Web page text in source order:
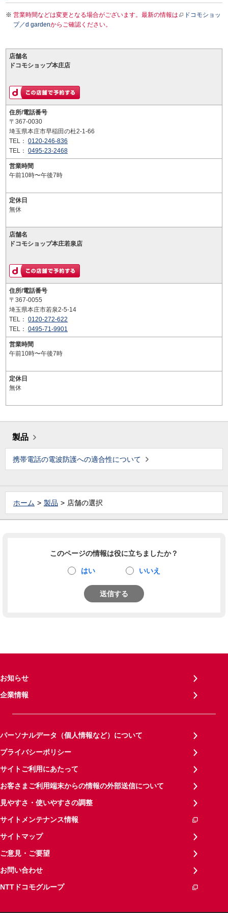
営業時間などは変更となる場合がございます。最新の情報は
ドコモショッ
プ／d gardenからご確認ください。
店舗名
ドコモショップ本庄店
住所/電話番号
〒367-0030
埼玉県本庄市早稲田の杜2-1-66
TEL： 0120-246-836
TEL： 0495-23-2468
営業時間
午前10時〜午後7時
定休日
無休
店舗名
ドコモショップ本庄若泉店
住所/電話番号
〒367-0055
埼玉県本庄市若泉2-5-14
TEL： 0120-272-622
TEL： 0495-71-9901
営業時間
午前10時〜午後7時
定休日
無休
製品
携帯電話の電波防護への適合性について
ホーム 製品 店舗の選択
このページの情報は役に立ちましたか？
はい いいえ
送信する
お知らせ
企業情報
パーソナルデータ（個人情報など）について
プライバシーポリシー
サイトご利用にあたって
お客さまご利用端末からの情報の外部送信について
見やすさ・使いやすさの調整
サイトメンテナンス情報
サイトマップ
ご意見・ご要望
お問い合わせ
NTTドコモグループ